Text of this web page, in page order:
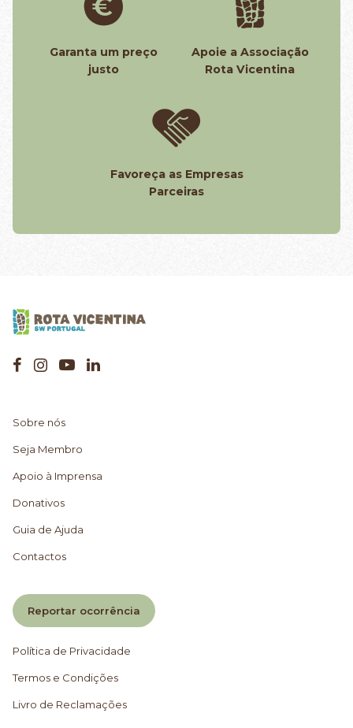
Garanta um preço
justo
Apoie a Associação
Rota Vicentina
Favoreça as Empresas
Parceiras
Sobre nós
Seja Membro
Apoio à Imprensa
Donativos
Guia de Ajuda
Contactos
Reportar ocorrência
Política de Privacidade
Termos e Condições
Livro de Reclamações